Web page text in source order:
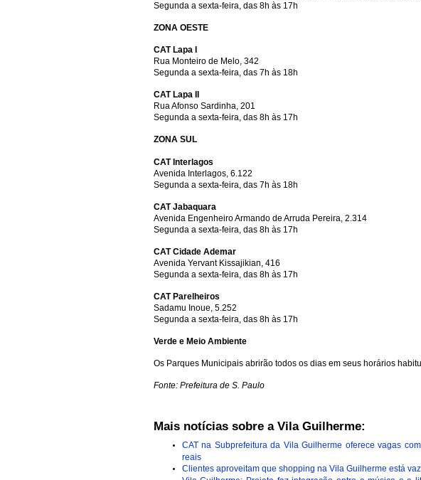
Segunda a sexta-feira, das 8h às 17h
ZONA OESTE
CAT Lapa I
Rua Monteiro de Melo, 342
Segunda a sexta-feira, das 7h às 18h
CAT Lapa II
Rua Afonso Sardinha, 201
Segunda a sexta-feira, das 8h às 17h
ZONA SUL
CAT Interlagos
Avenida Interlagos, 6.122
Segunda a sexta-feira, das 7h às 18h
CAT Jabaquara
Avenida Engenheiro Armando de Arruda Pereira, 2.314
Segunda a sexta-feira, das 8h às 17h
CAT Cidade Ademar
Avenida Yervant Kissajikian, 416
Segunda a sexta-feira, das 8h às 17h
CAT Parelheiros
Sadamu Inoue, 5.252
Segunda a sexta-feira, das 8h às 17h
Verde e Meio Ambiente
Os Parques Municipais abrirão todos os dias em seus horários
Fonte: Prefeitura de S. Paulo
Mais notícias sobre a Vila Guilherme:
CAT na Subprefeitura da Vila Guilherme oferece vagas
reais
Clientes aproveitam que shopping na Vila Guilherme está